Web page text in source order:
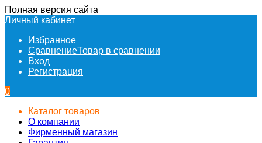
Полная версия сайта
Личный кабинет
Избранное
СравнениеТовар в сравнении
Вход
Регистрация
0
Каталог товаров
О компании
Фирменный магазин